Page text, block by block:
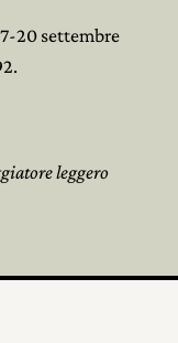
20 settembre
leggero